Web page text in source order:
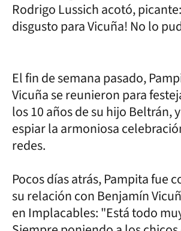
Rodrigo Lussich acotó,
disgusto para Vicuña! No lo
El fin de semana pasado,
Vicuña se reunieron para
los 10 años de su hijo Beltrán,
espiar la armoniosa
redes.
Pocos días atrás, Pampita fue
su relación con Benjamín
en Implacables: "Está todo